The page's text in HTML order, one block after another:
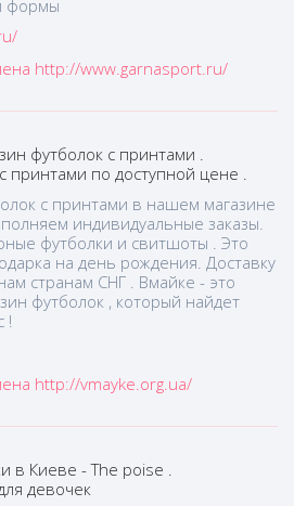
формы
футболок с принтами .
по доступной цене .
с принтами в нашем магазине
индивидуальные заказы.
футболки и свитшоты . Это
на день рождения. Доставку
странам СНГ . Вмайке - это
футболок , который найдет
!
в Киеве - The poise .
девочек